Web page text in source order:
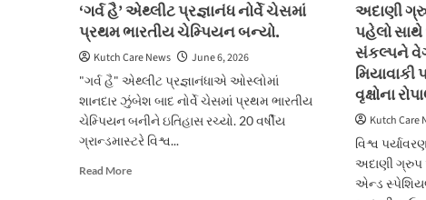
‘ગર્વ હૈ’ એથ્લીટ પ્રજ્ઞાનંધ નોર્વે ચેસમાં
પ્રથમ ભારતીય ચેમ્પિયન બન્યો.
Kutch Care News
June 6, 2026
"ગર્વ હૈ" એથ્લીટ પ્રજ્ઞાનંધાએ ઓસ્લોમાં
શાનદાર ઝુંબેશ બાદ નોર્વે ચેસમાં પ્રથમ ભારતીય
ચેમ્પિયન બનીને ઇતિહાસ રચ્યો. 20 વર્ષીય
ગ્રાન્ડમાસ્ટરે વિશ્વ...
Read MoreRead
અદાણી
પહેલો સાથે
સંકલ્પને
મિયાવાકી
વૃક્ષોના
Kutch Care
વિશ્વ
અદાણી ગ્રુપ
એન્ડ